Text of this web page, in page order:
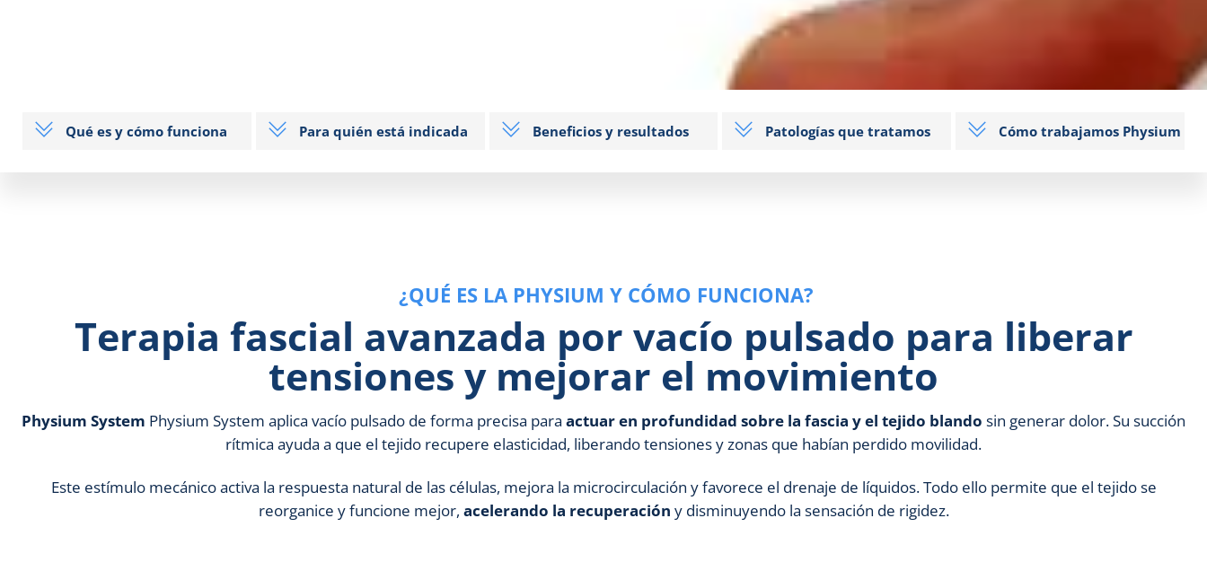
Qué es y cómo funciona Para quién está indicada Beneficios y resultados Patologías que tratamos Cómo trabajamos Physium
¿QUÉ ES LA PHYSIUM Y CÓMO FUNCIONA?
Terapia fascial avanzada por vacío pulsado para liberar
tensiones y mejorar el movimiento
Physium System Physium System aplica vacío pulsado de forma precisa para actuar en profundidad sobre la fascia y el tejido blando sin generar dolor. Su succión
rítmica ayuda a que el tejido recupere elasticidad, liberando tensiones y zonas que habían perdido movilidad.
Este estímulo mecánico activa la respuesta natural de las células, mejora la microcirculación y favorece el drenaje de líquidos. Todo ello permite que el tejido se
reorganice y funcione mejor, acelerando la recuperación y disminuyendo la sensación de rigidez.